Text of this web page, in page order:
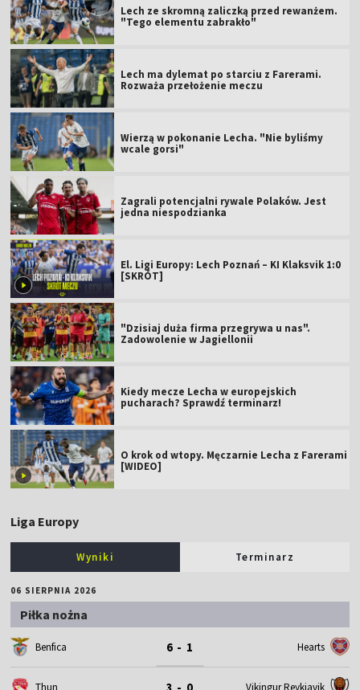
Lech ze skromną zaliczką przed rewanżem.
"Tego elementu zabrakło"
Lech ma dylemat po starciu z Farerami.
Rozważa przełożenie meczu
Wierzą w pokonanie Lecha. "Nie byliśmy
wcale gorsi"
Zagrali potencjalni rywale Polaków. Jest
jedna niespodzianka
El. Ligi Europy: Lech Poznań – KI Klaksvik 1:0
[SKRÓT]
"Dzisiaj duża firma przegrywa u nas".
Zadowolenie w Jagiellonii
Kiedy mecze Lecha w europejskich
pucharach? Sprawdź terminarz!
O krok od wtopy. Męczarnie Lecha z Farerami
[WIDEO]
Liga Europy
Wyniki Terminarz
06 SIERPNIA 2026
Piłka nożna
Benfica 6 - 1 Hearts
Thun 3 - 0 Vikingur Reykjavik